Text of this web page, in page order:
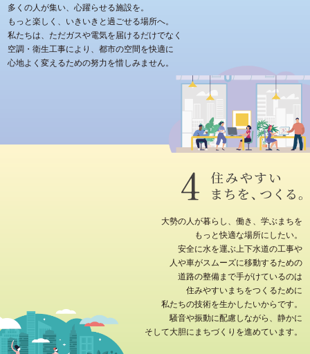
多くの人が集い、心躍らせる施設を。
もっと楽しく、いきいきと過ごせる場所へ。
私たちは、ただガスや電気を届けるだけでなく
空調・衛生工事により、都市の空間を快適に
心地よく変えるための努力を惜しみません。
大勢の人が暮らし、働き、学ぶまちを
もっと快適な場所にしたい。
安全に水を運ぶ上下水道の工事や
人や車がスムーズに移動するための
道路の整備まで手がけているのは
住みやすいまちをつくるために
私たちの技術を生かしたいからです。
騒音や振動に配慮しながら、静かに
そして大胆にまちづくりを進めています。